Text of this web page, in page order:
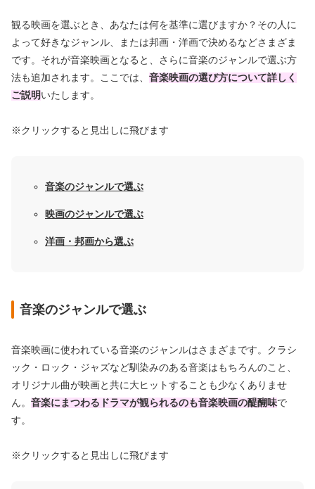
観る映画を選ぶとき、あなたは何を基準に選びますか？その人に
よって好きなジャンル、または邦画・洋画で決めるなどさまざま
です。それが音楽映画となると、さらに音楽のジャンルで選ぶ方
法も追加されます。ここでは、 音楽映画の選び方について詳しく
ご説明 いたします。
※クリックすると見出しに飛びます
音楽のジャンルで選ぶ
映画のジャンルで選ぶ
洋画・邦画から選ぶ
音楽のジャンルで選ぶ
音楽映画に使われている音楽のジャンルはさまざまです。クラシ
ック・ロック・ジャズなど馴染みのある音楽はもちろんのこと、
オリジナル曲が映画と共に大ヒットすることも少なくありませ
ん。 音楽にまつわるドラマが観られるのも音楽映画の醍醐味で
す。
※クリックすると見出しに飛びます